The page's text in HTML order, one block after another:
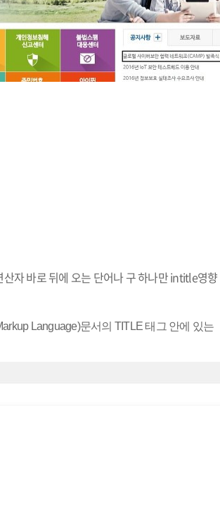
자 바로 뒤에 오는 단어나 구 하나만 intitle영향
Language)문서의 TITLE 태그 안에 있는